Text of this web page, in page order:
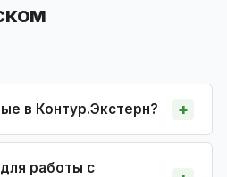
в Контур.Экстерн?
работы с